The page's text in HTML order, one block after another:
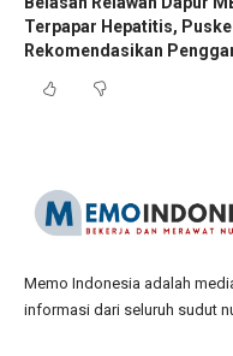
Terpapar Hepatitis,
Rekomendasikan
Memo Indonesia adalah
informasi dari seluruh sudut